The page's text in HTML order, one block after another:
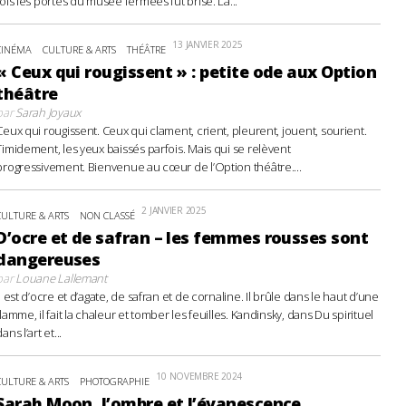
CULTURE & ARTS THÉÂTRE 13 JANVIER 2025
Ceux qui rougissent » : petite ode aux Option
Sarah Joyaux
qui rougissent. Ceux qui clament, crient, pleurent, jouent, sourient.
les yeux baissés parfois. Mais qui se relèvent
Bienvenue au cœur de l’Option théâtre....
& ARTS NON CLASSÉ 2 JANVIER 2025
et de safran – les femmes rousses sont
Louane Lallemant
est d’ocre et d’agate, de safran et de cornaline. Il brûle dans le haut d’une
il fait la chaleur et tomber les feuilles. Kandinsky, dans Du spirituel
l’art et...
& ARTS PHOTOGRAPHIE 10 NOVEMBRE 2024